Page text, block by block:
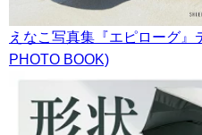
えなこ写真集『エピローグ』
PHOTO BOOK)